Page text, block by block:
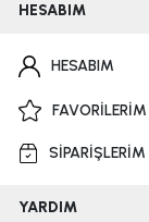
HESABIM
HESABIM
FAVORİLERİM
SİPARİŞLERİM
YARDIM